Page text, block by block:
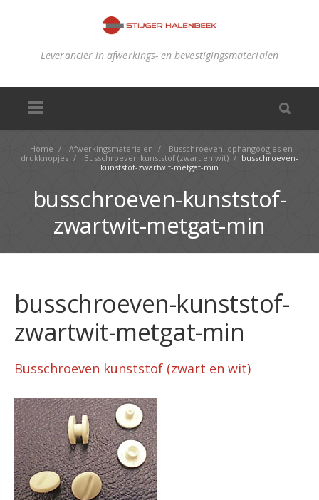
Leverancier in afwerkings- en bevestigingsmaterialen
Home / Afwerkingsmaterialen /
Busschroeven, ophangoogjes en
drukknopjes / Busschroeven kunststof (zwart en wit) / busschroeven-
kunststof-zwartwit-metgat-min
busschroeven-kunststof-
zwartwit-metgat-min
busschroeven-kunststof-
zwartwit-metgat-min
Busschroeven kunststof (zwart en wit)